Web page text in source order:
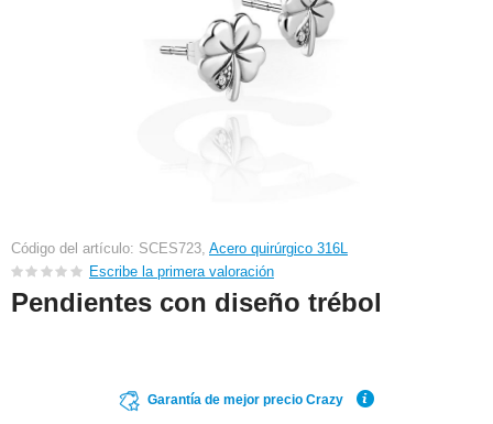
Código del artículo: SCES723, Acero quirúrgico 316L
Escribe la primera valoración
Pendientes con diseño trébol
Garantía de mejor precio Crazy